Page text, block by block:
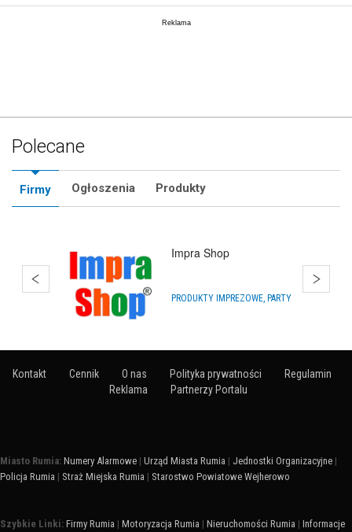
Polecane
Firmy Ogłoszenia Produkty
Bańki Mydlane
HURTOWNIE
Kontakt Cennik O nas Polityka prywatności
Regulamin
Reklama
Partnerzy Portalu
Miasto Rumia: Numery Alarmowe | Urząd Miasta Rumia | Jednostki Organizacyjne |
Policja Rumia | Straż Miejska Rumia | Starostwo Powiatowe Wejherowo
Szybkie Linki: Firmy Rumia | Motoryzacja Rumia | Nieruchomości Rumia | Informacje